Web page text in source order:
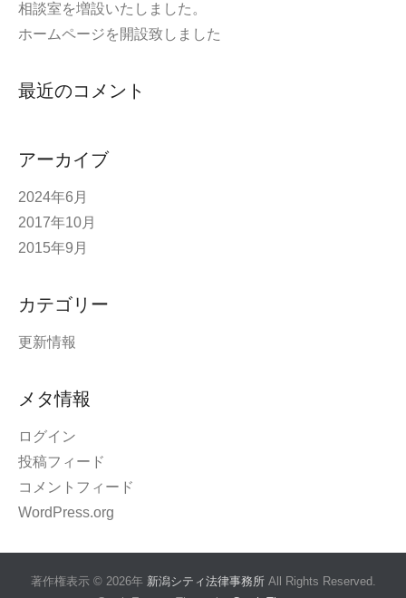
相談室を増設いたしました。
ホームページを開設致しました
最近のコメント
アーカイブ
2024年6月
2017年10月
2015年9月
カテゴリー
更新情報
メタ情報
ログイン
投稿フィード
コメントフィード
WordPress.org
著作権表示 © 2026年 新潟シティ法律事務所All Rights Reserved.